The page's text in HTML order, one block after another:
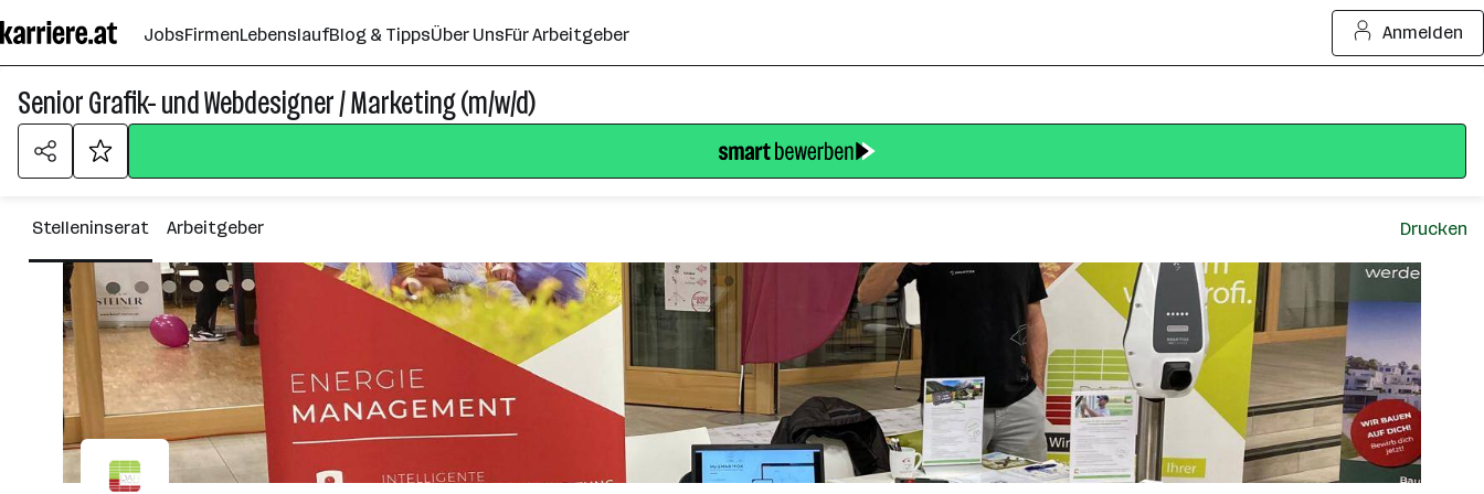
Seiteninhalt
springen
JobsFirmenLebenslaufBlog & TippsÜber UnsFür Arbeitgeber Anmelden
Senior Grafik- und Webdesigner / Marketing (m/w/d)
Stelleninserat Arbeitgeber Drucken